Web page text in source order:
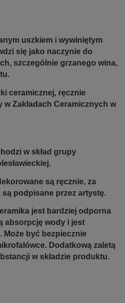
uszkiem i wywiniętym
się jako naczynie do
szczególnie grzanego wina,
ceramicznej, ręcznie
Zakładach Ceramicznych w
w skład grupy
są ręcznie, za
podpisane przez artystę.
jest bardziej odporna
absorpcję wody i jest
Może być bezpiecznie
Dodatkową zaletą
w składzie produktu.